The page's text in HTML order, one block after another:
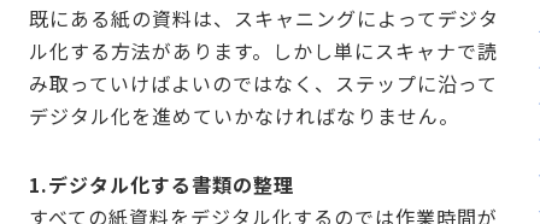
既にある紙の資料は、スキャニングによってデジタ
ル化する方法があります。しかし単にスキャナで読
み取っていけばよいのではなく、ステップに沿って
デジタル化を進めていかなければなりません。
1.デジタル化する書類の整理
すべての紙資料をデジタル化するのでは作業時間が